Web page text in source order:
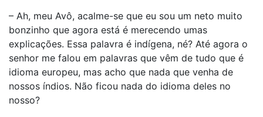
– Ah, meu Avô, acalme-se que eu sou um neto muito
bonzinho que agora está é merecendo umas
explicações. Essa palavra é indígena, né? Até agora o
senhor me falou em palavras que vêm de tudo que é
idioma europeu, mas acho que nada que venha de
nossos índios. Não ficou nada do idioma deles no
nosso?